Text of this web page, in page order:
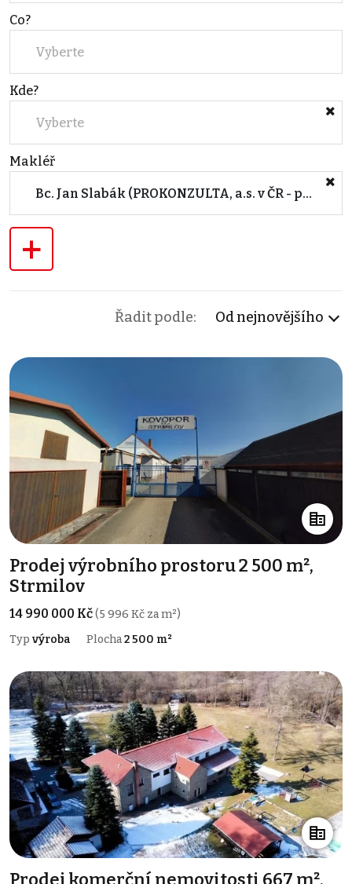
Co?
Vyberte
Kde?
Vyberte
Makléř
Bc. Jan Slabák (PROKONZULTA, a.s. v ČR - pro import)
+
Řadit podle: Od nejnovějšího
Prodej výrobního prostoru 2 500 m²,
Strmilov
14 990 000 Kč(5 996 Kč za m²)
Typ výroba Plocha2 500 m²
Prodej komerční nemovitosti 667 m²,